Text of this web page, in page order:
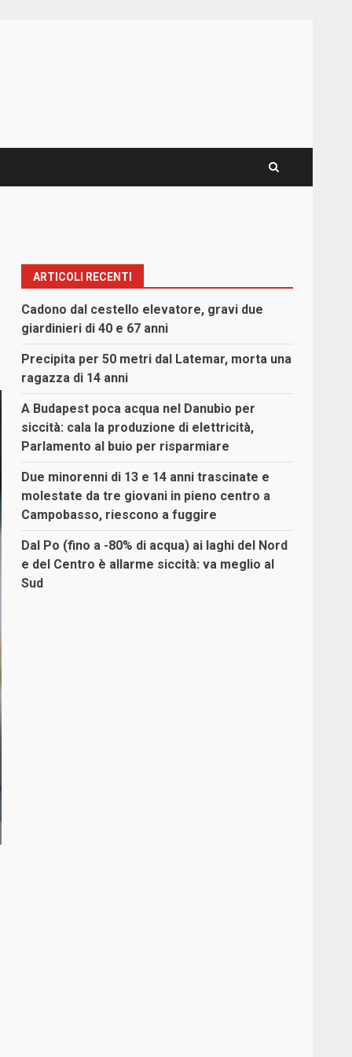
ARTICOLI RECENTI
Cadono dal cestello elevatore, gravi due
giardinieri di 40 e 67 anni
Precipita per 50 metri dal Latemar, morta una
ragazza di 14 anni
A Budapest poca acqua nel Danubio per
siccità: cala la produzione di elettricità,
Parlamento al buio per risparmiare
Due minorenni di 13 e 14 anni trascinate e
molestate da tre giovani in pieno centro a
Campobasso, riescono a fuggire
Dal Po (fino a -80% di acqua) ai laghi del Nord
e del Centro è allarme siccità: va meglio al
Sud